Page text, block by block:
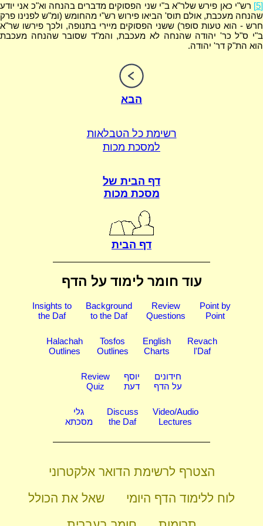
[5]
רש"י כאן פירש שלר"א ב"י שני הפסוקים מדברים בהנחה וא"כ אני יודע
שהנחה מעכבת, אולם תוס' הביאו פירוש רש"י מהחומש (ומ"ש לפנינו פרק
חרש - הוא טעות סופר) ששני הפסוקים מיירי בתנופה, ולכך פירשו שר"א
ב"י ס"ל כר' יהודה שהנחה לא מעכבת, והמ"ד שסובר שהנחה מעכבת
הוא הת"ק דר' יהודה.
הבא
רשימת כל הטבלאות
למסכת מכות
דף הבית של
מסכת מכות
דף הבית
עוד חומר לימוד על הדף
Insights to
the Daf
Background
to the Daf
Review
Questions
Point by
Point
Halachah
Outlines
Tosfos
Outlines
English
Charts
Revach
l'Daf
Review
Quiz
יוסף
דעת
חידונים
על הדף
גלי
מסכתא
Discuss
the Daf
Video/Audio
Lectures
הצטרף לרשימת הדואר אלקטרוני
שאל את הכולל
לוח ללימוד הדף היומי